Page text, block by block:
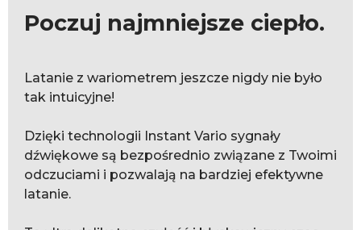
Poczuj najmniejsze ciepło.
Latanie z wariometrem jeszcze nigdy nie było
tak intuicyjne!
Dzięki technologii Instant Vario sygnały
dźwiękowe są bezpośrednio związane z Twoimi
odczuciami i pozwalają na bardziej efektywne
latanie.